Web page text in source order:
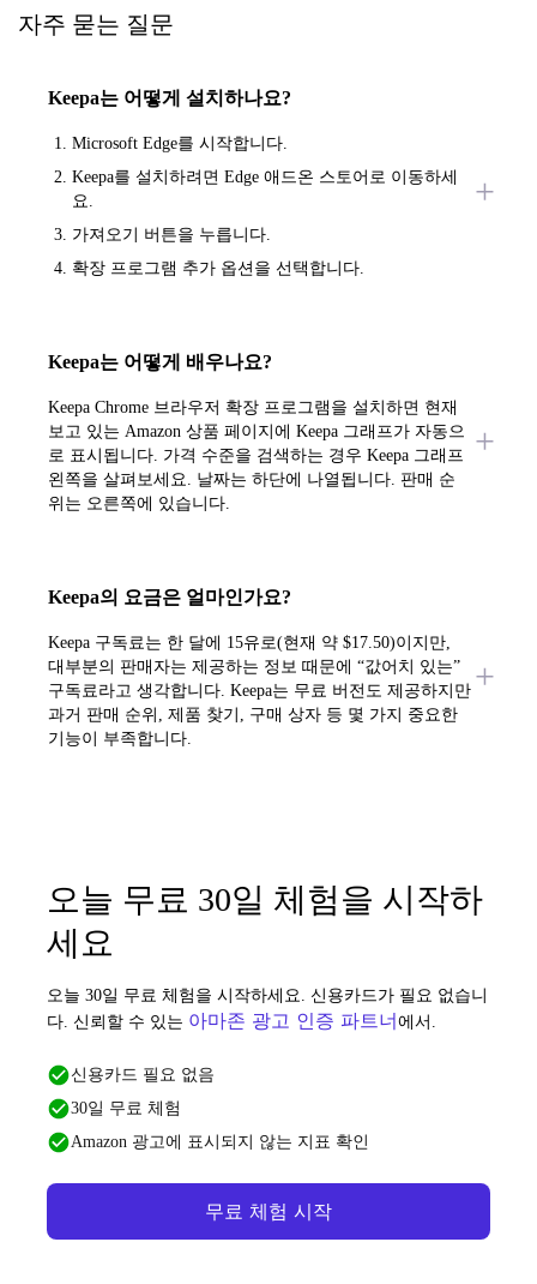
자주 묻는 질문
Keepa는 어떻게 설치하나요?
Microsoft Edge를 시작합니다.
Keepa를 설치하려면 Edge 애드온 스토어로 이동하세
요.
가져오기 버튼을 누릅니다.
확장 프로그램 추가 옵션을 선택합니다.
Keepa는 어떻게 배우나요?
Keepa Chrome 브라우저 확장 프로그램을 설치하면 현재
보고 있는 Amazon 상품 페이지에 Keepa 그래프가 자동으
로 표시됩니다. 가격 수준을 검색하는 경우 Keepa 그래프
왼쪽을 살펴보세요. 날짜는 하단에 나열됩니다. 판매 순
위는 오른쪽에 있습니다.
Keepa의 요금은 얼마인가요?
Keepa 구독료는 한 달에 15유로(현재 약 $17.50)이지만,
대부분의 판매자는 제공하는 정보 때문에 “값어치 있는”
구독료라고 생각합니다. Keepa는 무료 버전도 제공하지만
과거 판매 순위, 제품 찾기, 구매 상자 등 몇 가지 중요한
기능이 부족합니다.
오늘 무료 30일 체험을 시작하
세요
오늘 30일 무료 체험을 시작하세요. 신용카드가 필요 없습니
다. 신뢰할 수 있는 아마존 광고 인증 파트너에서.
신용카드 필요 없음
30일 무료 체험
Amazon 광고에 표시되지 않는 지표 확인
무료 체험 시작